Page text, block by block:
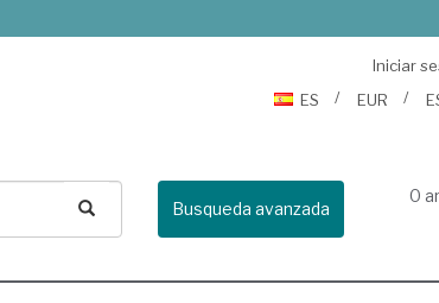
Iniciar
ES
EUR
Busqueda avanzada
0